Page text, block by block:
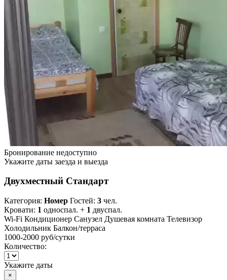
Бронирование недоступно
Укажите даты заезда и выезда
Двухместный Стандарт
Категория: Номер Гостей: 3 чел.
Кровати: 1 односпал. + 1 двуспал.
Wi-Fi Кондиционер Санузел Душевая комната Телевизор
Холодильник Балкон/терраса
1000-2000 руб/сутки
Количество:
Укажите даты
×